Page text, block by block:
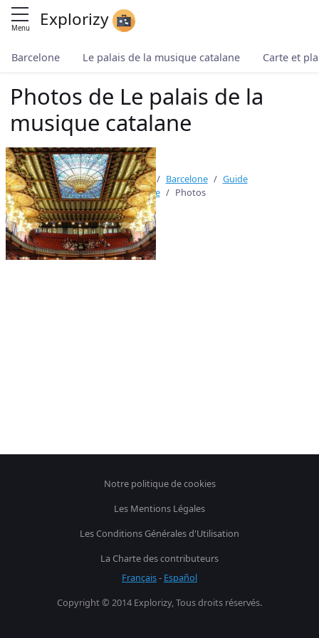
Menu Explorizy
Barcelone Le palais de la musique catalane Carte et
Photos de Le palais de la
musique catalane
Accueil Toutes les destinations Barcelone
Guide
Le palais de la musique catalane
Photos
Notre politique de cookies
Les Mentions Légales
Les Conditions Générales d'Utilisation
La Charte des contributeurs
Français- Español
Copyright © 2014 Explorizy, Tous droits réservés.